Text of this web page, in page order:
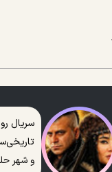
سریال
و شهر